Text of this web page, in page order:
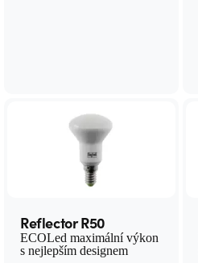
Reflector R50
ECOLed maximální výkon
s nejlepším designem